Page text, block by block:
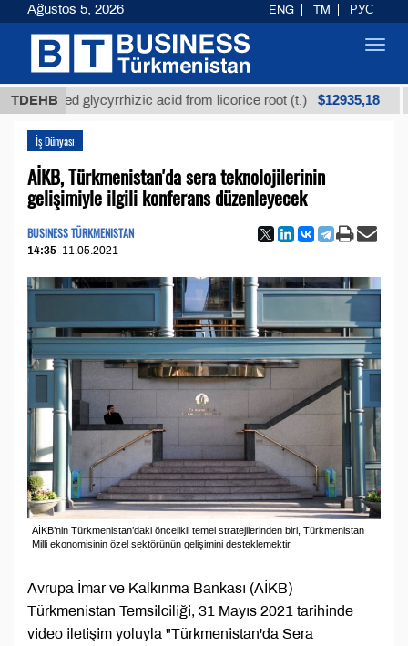
TDEHBglycyrrhizic acid from licorice root (t.) $12935,18
İş Dünyası
AİKB, Türkmenistan'da sera teknolojilerinin
gelişimiyle ilgili konferans düzenleyecek
BUSINESS TÜRKMENISTAN
14:35 11.05.2021
AİKB’nin Türkmenistan’daki öncelikli temel stratejilerinden biri, Türkmenistan
Milli ekonomisinin özel sektörünün gelişimini desteklemektir.
Avrupa İmar ve Kalkınma Bankası (AİKB)
Türkmenistan Temsilciliği, 31 Mayıs 2021 tarihinde
video iletişim yoluyla "Türkmenistan'da Sera
Ağustos 5, 2026 ENG TM РУС